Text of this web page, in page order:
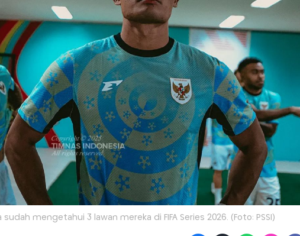
sudah mengetahui 3 lawan mereka di FIFA Series 2026. (Foto: PSSI)